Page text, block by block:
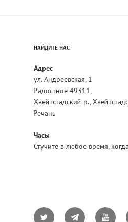
НАЙДИТЕ НАС
Адрес
ул. Андреевская, 1
Радостное 49311,
Хвейтстадский р.,
Речань
Часы
Стучите в любое время,
Twitter Telegram